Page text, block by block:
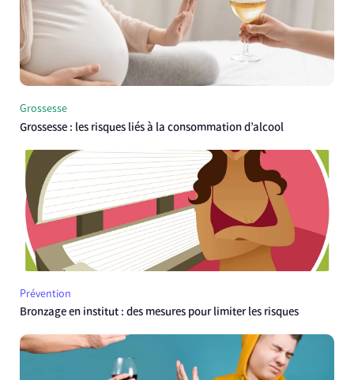
Grossesse
Grossesse : les risques liés à la consommation d’alcool
Prévention
Bronzage en institut : des mesures pour limiter les risques